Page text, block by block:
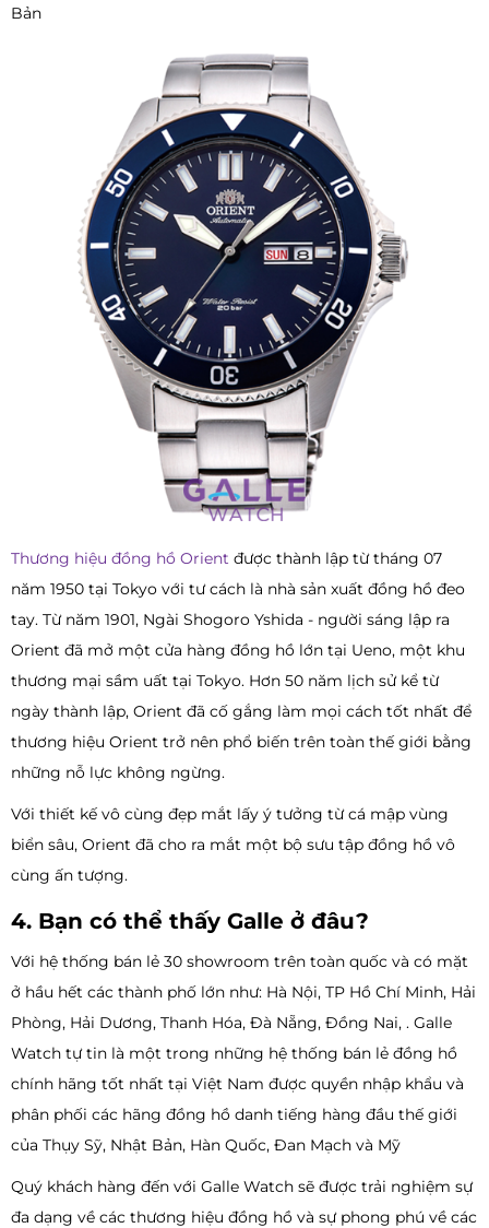
Bản
Thương hiệu đồng hồ Orient được thành lập từ tháng 07
năm 1950 tại Tokyo với tư cách là nhà sản xuất đồng hồ đeo
tay. Từ năm 1901, Ngài Shogoro Yshida - người sáng lập ra
Orient đã mở một cửa hàng đồng hồ lớn tại Ueno, một khu
thương mại sầm uất tại Tokyo. Hơn 50 năm lịch sử kể từ
ngày thành lập, Orient đã cố gắng làm mọi cách tốt nhất để
thương hiệu Orient trở nên phổ biến trên toàn thế giới bằng
những nỗ lực không ngừng.
Với thiết kế vô cùng đẹp mắt lấy ý tưởng từ cá mập vùng
biển sâu, Orient đã cho ra mắt một bộ sưu tập đồng hồ vô
cùng ấn tượng.
4. Bạn có thể thấy Galle ở đâu?
Với hệ thống bán lẻ 30 showroom trên toàn quốc và có mặt
ở hầu hết các thành phố lớn như: Hà Nội, TP Hồ Chí Minh, Hải
Phòng, Hải Dương, Thanh Hóa, Đà Nẵng, Đồng Nai, . Galle
Watch tự tin là một trong những hệ thống bán lẻ đồng hồ
chính hãng tốt nhất tại Việt Nam được quyền nhập khẩu và
phân phối các hãng đồng hồ danh tiếng hàng đầu thế giới
của Thụy Sỹ, Nhật Bản, Hàn Quốc, Đan Mạch và Mỹ
Quý khách hàng đến với Galle Watch sẽ được trải nghiệm sự
đa dạng về các thương hiệu đồng hồ và sự phong phú về các